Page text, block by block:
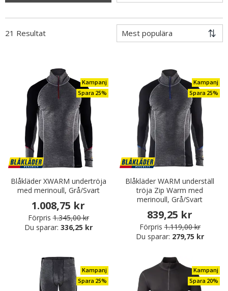
21 Resultat
Kampanj
Spara 25%
Blåkläder XWARM undertröja
med merinoull, Grå/Svart
1.008,75 kr
Förpris 1.345,00 kr
Du sparar: 336,25 kr
Kampanj
Spara 25%
Blåkläder WARM underställ
tröja Zip Warm med
merinoull, Grå/Svart
839,25 kr
Förpris 1.119,00 kr
Du sparar: 279,75 kr
Kampanj
Spara 25%
Kampanj
Spara 20%